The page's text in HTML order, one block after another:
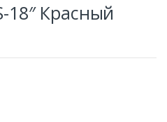
18″ Красный